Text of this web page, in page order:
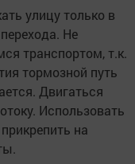
улицу только в
Не
транспортом, т.к.
тормозной путь
Двигаться
Использовать
на